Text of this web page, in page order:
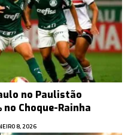
no Paulistão
Choque-Rainha
8, 2026